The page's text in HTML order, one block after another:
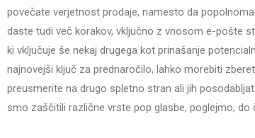
povečate verjetnost prodaje, namesto da
daste tudi več korakov, vključno z vnosom e-pošte
ki vključuje še nekaj drugega kot prinašanje
najnovejši ključ za prednaročilo, lahko morebiti
preusmerite na drugo spletno stran ali jih
smo zaščitili različne vrste pop glasbe, poglejmo, do